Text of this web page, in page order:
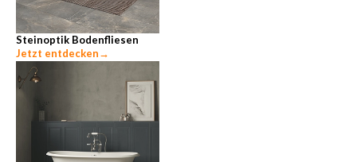
Steinoptik Bodenfliesen
Jetzt entdecken→